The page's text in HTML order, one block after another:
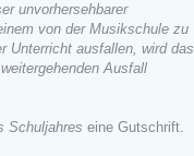
unvorhersehbarer
von der Musikschule zu
Unterricht ausfallen, wird das
Ausfall
Schuljahres eine Gutschrift.